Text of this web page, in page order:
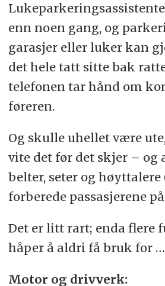
enn noen gang, og
garasjer eller luker kan
det hele tatt sitte bak
telefonen tar hånd om
føreren.
Og skulle uhellet være
vite det før det skjer – og
belter, seter og høyttalere
forberede passasjerene
Det er litt rart; enda flere
håper å aldri få bruk for …
Motor og drivverk: